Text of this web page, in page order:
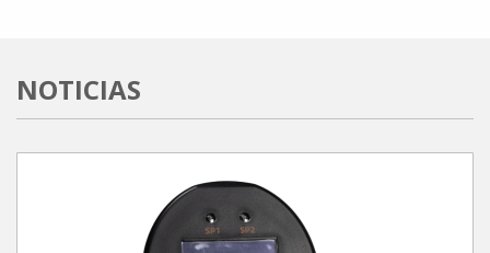
NOTICIAS